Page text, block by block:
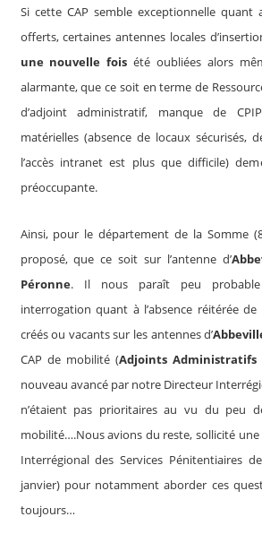
Si cette CAP semble exceptionnelle
offerts, certaines antennes locales
une nouvelle foisété oubliées alors
alarmante, que ce soit en terme de
d’adjoint administratif, manque de
matérielles (absence de locaux sécurisés,
l’accès intranet est plus que difficile)
préoccupante.
Ainsi, pour le département de la Somme
proposé, que ce soit sur l’antenne d’
Péronne. Il nous paraît peu
interrogation quant à l’absence réitérée
créés ou vacants sur les antennes d’
CAP de mobilité (Adjoints Administratifs
nouveau avancé par notre Directeur
n’étaient pas prioritaires au vu du peu
mobilité….Nous avions du reste, sollicité
Interrégional des Services Pénitentiaires
janvier) pour notamment aborder ces
toujours…